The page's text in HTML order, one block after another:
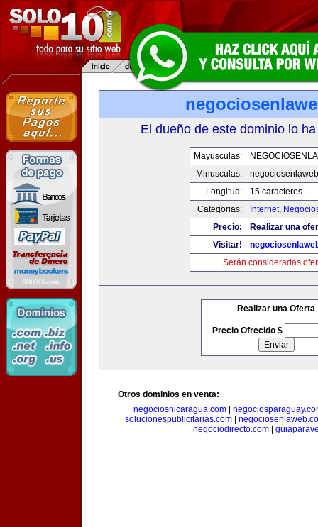
El dueño de este dominio lo
Mayusculas:
Minusculas:
Longitud:
15 caracteres
Categorias:
Internet,
Precio:
Realizar una
Visitar!
Serán consideradas
Realizar una Oferta
Precio Ofrecido $
Otros dominios en venta:
negociosnicaragua.com
solucionespublicitarias.com
negociodirecto.com